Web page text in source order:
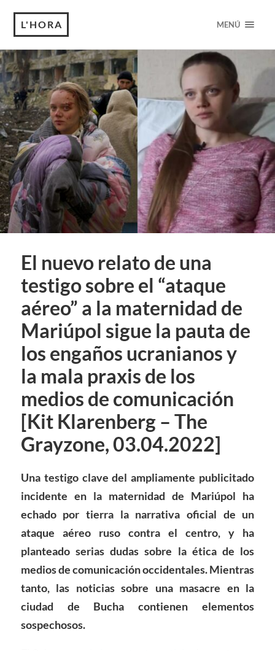
L'HORA MENÚ
El nuevo relato de una
testigo sobre el “ataque
aéreo” a la maternidad de
Mariúpol sigue la pauta de
los engaños ucranianos y
la mala praxis de los
medios de comunicación
[Kit Klarenberg – The
Grayzone, 03.04.2022]
Una testigo clave del ampliamente publicitado
incidente en la maternidad de Mariúpol ha
echado por tierra la narrativa oficial de un
ataque aéreo ruso contra el centro, y ha
planteado serias dudas sobre la ética de los
medios de comunicación occidentales. Mientras
tanto, las noticias sobre una masacre en la
ciudad de Bucha contienen elementos
sospechosos.